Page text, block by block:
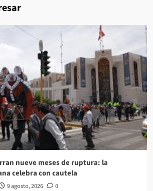
nueve meses de ruptura: la
celebra con cautela
9 agosto, 2026 0